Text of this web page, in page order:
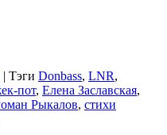
| Тэги Donbass, LNR,
пот, Елена Заславская,
Рыкалов, стихи